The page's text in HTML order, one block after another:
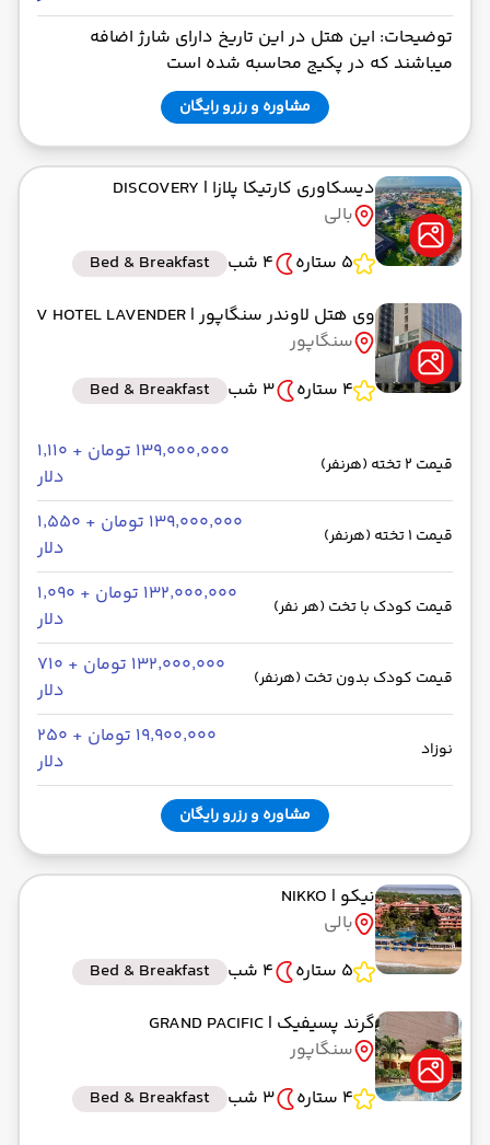
توضیحات: این هتل در این تاریخ دارای شارژ اضافه
میباشند که در پکیج محاسبه شده است
مشاوره و رزرو رایگان
دیسکاوری کارتیکا پلازا | DISCOVERY
بالی
5 ستاره
4 شب
Bed & Breakfast
وی هتل لاوندر سنگاپور| V HOTEL LAVENDER
سنگاپور
4 ستاره
3 شب Bed & Breakfast
قیمت 2 تخته (هرنفر)
۱۳۹٬۰۰۰٬۰۰۰ تومان + ۱٬۱۱۰
دلار
قیمت 1 تخته (هرنفر)
۱۳۹٬۰۰۰٬۰۰۰ تومان + ۱٬۵۵۰
دلار
قیمت کودک با تخت (هر نفر)
۱۳۲٬۰۰۰٬۰۰۰ تومان + ۱٬۰۹۰
دلار
قیمت کودک بدون تخت (هرنفر)
۱۳۲٬۰۰۰٬۰۰۰ تومان + ۷۱۰
دلار
نوزاد
۱۹٬۹۰۰٬۰۰۰ تومان + ۲۵۰
دلار
مشاوره و رزرو رایگان
نیکو | NIKKO
بالی
5 ستاره
4 شب
Bed & Breakfast
گرند پسیفیک | GRAND PACIFIC
سنگاپور
4 ستاره
3 شب Bed & Breakfast